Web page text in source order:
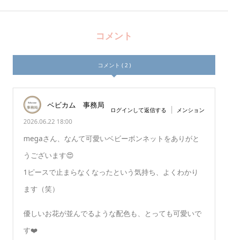
コメント
コメント ( 2 )
ベビカム 事務局
2026.06.22 18:00
ログインして返信する メンション
megaさん、なんて可愛いベビーボンネットをありがと
うございます😍
1ピースで止まらなくなったという気持ち、よくわかり
ます（笑）
優しいお花が並んでるような配色も、とっても可愛いで
す❤️